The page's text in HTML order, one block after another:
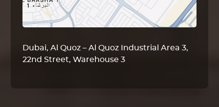
Dubai, Al Quoz – Al Quoz Industrial Area 3,
22nd Street, Warehouse 3